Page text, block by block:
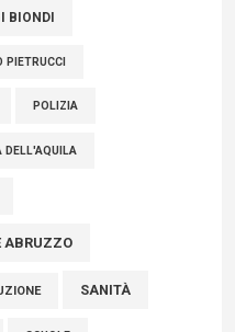
BIONDI
PIETRUCCI
POLIZIA
DELL'AQUILA
ABRUZZO
SANITÀ